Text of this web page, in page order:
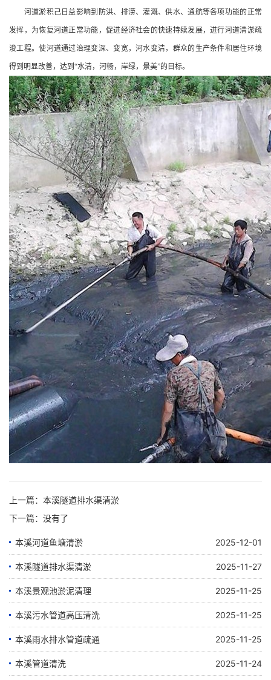
河道淤积己日益影响到防洪、排涝、灌溉、供水、通航等各项功能的正常
发挥，为恢复河道正常功能，促进经济社会的快速持续发展，进行河道清淤疏
浚工程。使河道通过治理变深、变宽，河水变清，群众的生产条件和居住环境
得到明显改善，达到“水清，河畅，岸绿，景美”的目标。
上一篇： 本溪隧道排水渠清淤
下一篇：没有了
本溪河道鱼塘清淤 2025-12-01
本溪隧道排水渠清淤 2025-11-27
本溪景观池淤泥清理 2025-11-25
本溪污水管道高压清洗 2025-11-25
本溪雨水排水管道疏通 2025-11-25
本溪管道清洗 2025-11-24